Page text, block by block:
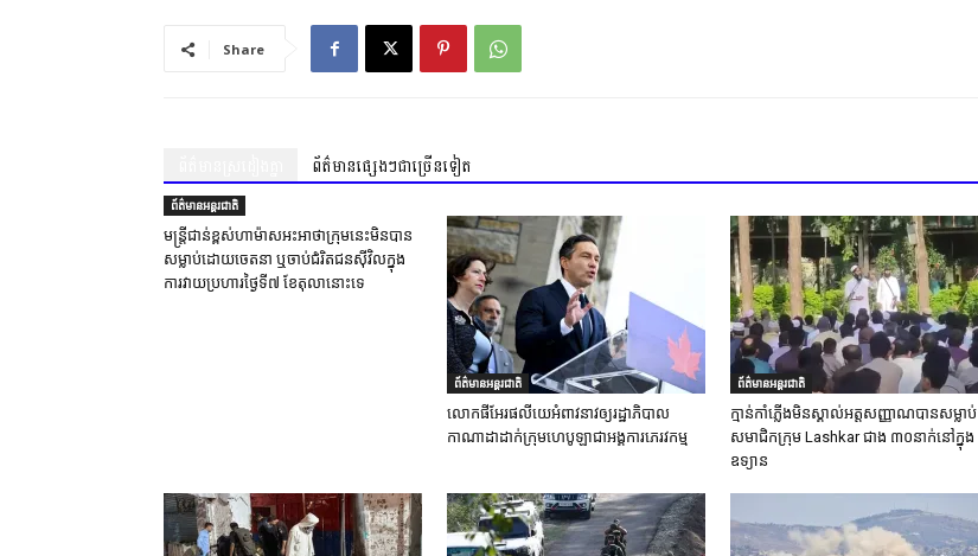
Share
ព័ត៌មានផ្សេងៗជាច្រើនទៀត
ព័ត៌មានអន្តរជាតិ
មន្ត្រីជាន់ខ្ពស់ហាម៉ាសអះអាថាក្រុមនេះមិនបាន
សម្លាប់ដោយចេតនា ឬចាប់ជំរិតជនស៊ីវិលក្នុង
ការវាយប្រហារថ្ងៃទី៧ ខែតុលានោះទេ
ព័ត៌មានអន្តរជាតិ
លោកផីអែរផលីយេអំពាវនាវឲ្យរដ្ឋាភិបាល
កាណាដាដាក់ក្រុមហេបូឡាជាអង្គការភេរវកម្ម
ព័ត៌មានអន្តរជាតិ
ក្មាន់កាំភ្លើងមិនស្គាល់អត្តសញ្ញាណបានសម្លាប់
សមាជិកក្រុម Lashkar ជាង ៣០នាក់នៅក្នុង
ឧទ្យាន